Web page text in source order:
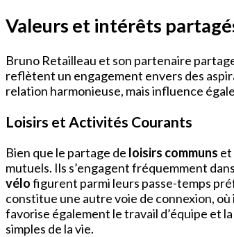
Valeurs et intérêts
Bruno Retailleau et son partenaire
reflètent un engagement envers des
relation harmonieuse, mais influence
Loisirs et Activités Courants
Bien que le partage de loisirs communs et
mutuels. Ils s’engagent fréquemment
vélofigurent parmi leurs passe-temps
constitue une autre voie de connexion,
favorise également le travail d’équipe et
simples de la vie.